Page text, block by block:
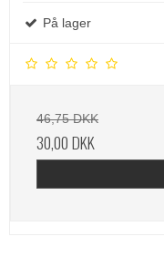
På lager
46,75 DKK
30,00 DKK